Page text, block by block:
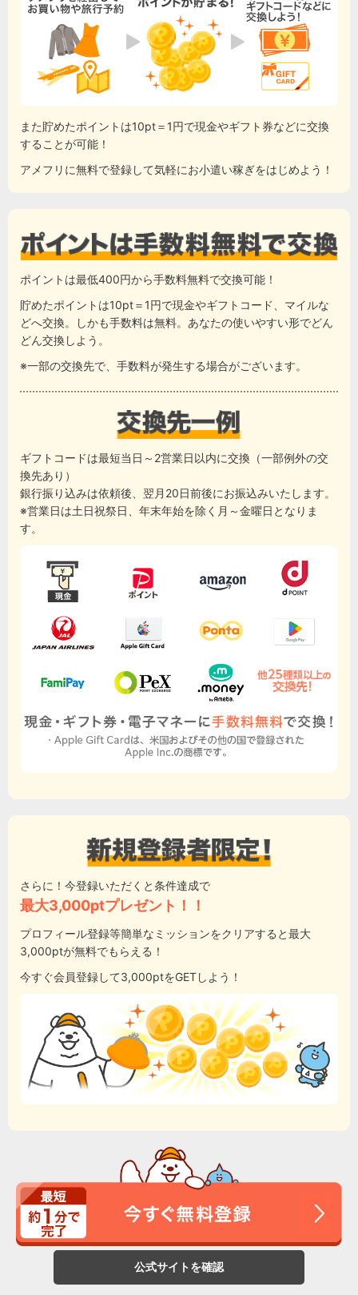
また貯めたポイントは10pt＝1円で現金やギフト券などに交換
することが可能！
アメフリに無料で登録して気軽にお小遣い稼ぎをはじめよう！
ポイントは最低400円から手数料無料で交換可能！
貯めたポイントは10pt＝1円で現金やギフトコード、マイルな
どへ交換。しかも手数料は無料。あなたの使いやすい形でどん
どん交換しよう。
※一部の交換先で、手数料が発生する場合がございます。
ギフトコードは最短当日～2営業日以内に交換（一部例外の交
換先あり）
銀行振り込みは依頼後、翌月20日前後にお振込みいたします。
※営業日は土日祝祭日、年末年始を除く月～金曜日となりま
す。
さらに！今登録いただくと条件達成で
最大3,000ptプレゼント！！
プロフィール登録等簡単なミッションをクリアすると最大
3,000ptが無料でもらえる！
今すぐ会員登録して3,000ptをGETしよう！
公式サイトを確認